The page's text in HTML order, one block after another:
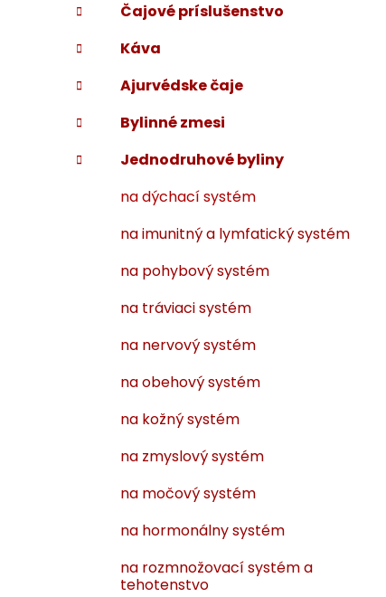
l
Čajové príslušenstvo
Káva
Ajurvédske čaje
Bylinné zmesi
Jednodruhové byliny
na dýchací systém
na imunitný a lymfatický systém
na pohybový systém
na tráviaci systém
na nervový systém
na obehový systém
na kožný systém
na zmyslový systém
na močový systém
na hormonálny systém
na rozmnožovací systém a
tehotenstvo